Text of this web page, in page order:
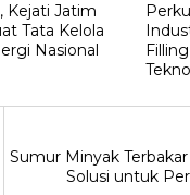
Kejati Jatim
Tata Kelola
Nasional
Sumur Minyak
Solusi untuk